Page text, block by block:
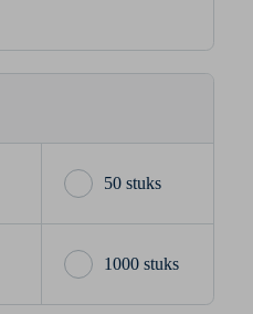
50 stuks
1000 stuks